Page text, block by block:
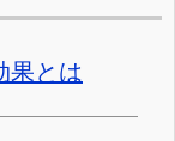
果とは